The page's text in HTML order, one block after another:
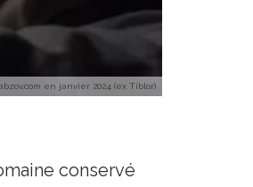
en janvier 2024 (ex Tiblor)
conservé